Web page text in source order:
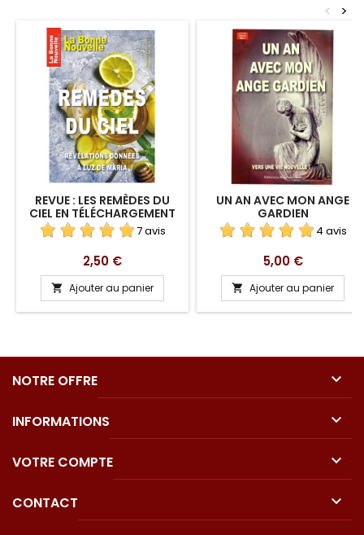
>
<
REVUE : LES REMÈDES DU
CIEL EN TÉLÉCHARGEMENT
7 avis
Prix
2,50 €
 Ajouter au panier
UN AN AVEC MON ANGE
GARDIEN
4 avis
Prix
5,00 €
 Ajouter au panier
NOTRE OFFRE 
INFORMATIONS 
VOTRE COMPTE 
CONTACT 